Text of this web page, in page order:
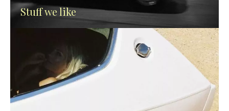
Stuff we like